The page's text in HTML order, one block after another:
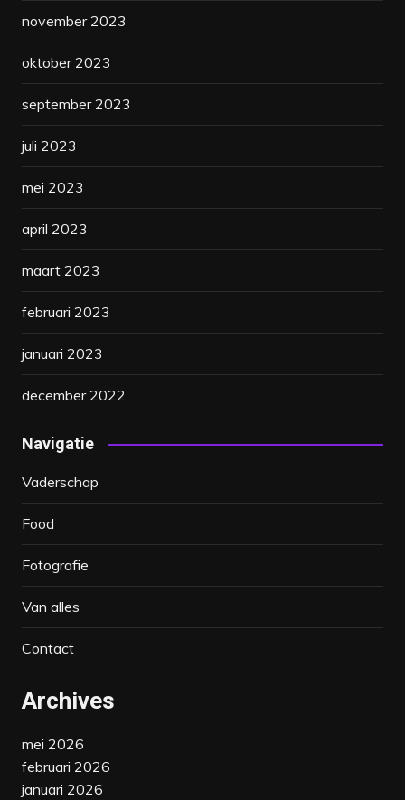
november 2023
oktober 2023
september 2023
juli 2023
mei 2023
april 2023
maart 2023
februari 2023
januari 2023
december 2022
Navigatie
Vaderschap
Food
Fotografie
Van alles
Contact
Archives
mei 2026
februari 2026
januari 2026